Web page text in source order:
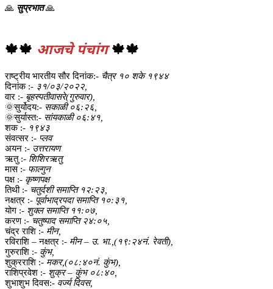
🙏 सुप्रभात🙏
🍁🍁 आजचे पंचांग 🍁🍁
राष्ट्रीय भारतीय सौर दिनांक:- चैत्र १० शके १९४४
दिनांक :- ३१/०३/२०२२,
वार :- बृहस्पतीवासरे(गुरुवार),
🌞सुर्योदय:- सकाळी ०६:२६,
🌞सुर्यास्त:- सांयकाळी ०६:४१,
शक :- १९४३
संवत्सर :- प्लव
अयन :- उत्तरायण
ऋतु :- शिशिरऋतु
मास :- फाल्गुन
पक्ष :- कृष्णपक्ष
तिथी :- चतुर्दशी समाप्ति १२:२३,
नक्षत्र :- पूर्वाभाद्रपदा समाप्ति १०:३१,
योग :- शुक्ल समाप्ति ११:०७,
करण :- चतुष्पाद समाप्ति २४:०५,
चंद्र राशि :- मीन,
रविराशि – नक्षत्र :- मीन – उ. भा.,(१९:२४नं. रेवती),
गुरुराशि :- कुंभ,
शुक्रराशि :- मकर,(०८:४०नं. कुंभ),
राशिप्रवेश :- शुक्र – कुंभ ०८:४०,
शुभाशुभ दिवस:- वर्ज्य दिवस,